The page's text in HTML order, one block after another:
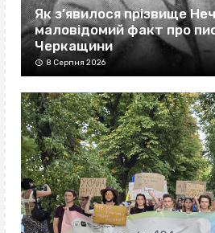
Як з’явилося прізвище
маловідомий факт про
Черкащини
8 Серпня 2026